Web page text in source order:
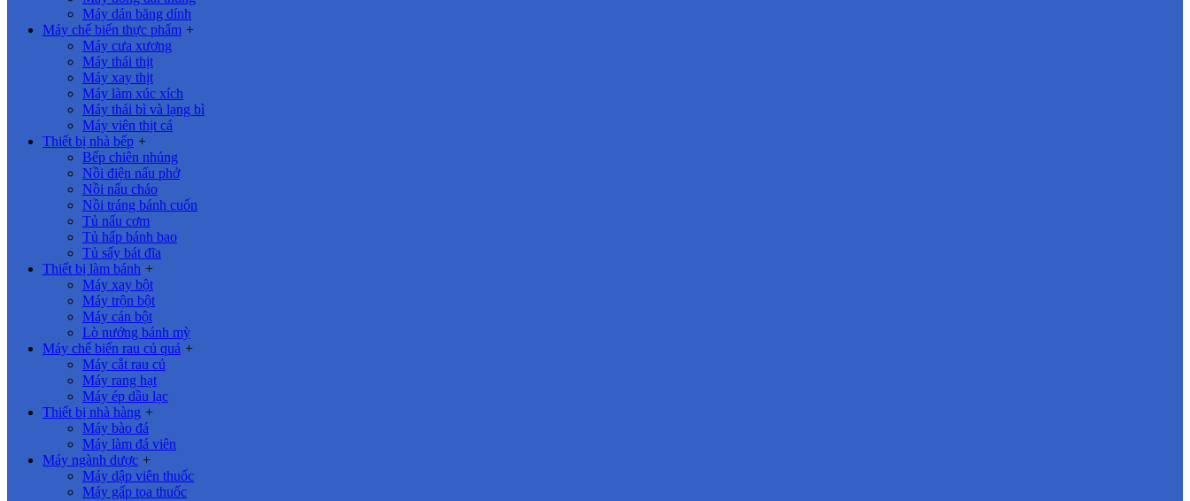
Máy dán băng dính
Máy chế biến thực phẩm +
Máy cưa xương
Máy thái thịt
Máy xay thịt
Máy làm xúc xích
Máy thái bì và lạng bì
Máy viên thịt cá
Thiết bị nhà bếp +
Bếp chiên nhúng
Nồi điện nấu phở
Nồi nấu cháo
Nồi tráng bánh cuốn
Tủ nấu cơm
Tủ hấp bánh bao
Tủ sấy bát đĩa
Thiết bị làm bánh +
Máy xay bột
Máy trộn bột
Máy cán bột
Lò nướng bánh mỳ
Máy chế biến rau củ quả +
Máy cắt rau củ
Máy rang hạt
Máy ép dầu lạc
Thiết bị nhà hàng +
Máy bào đá
Máy làm đá viên
Máy ngành dược +
Máy dập viên thuốc
Máy gấp toa thuốc